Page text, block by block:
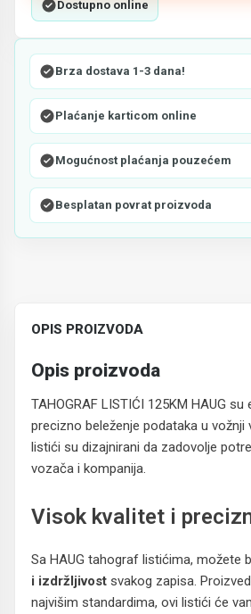
Dostupno online
Brza dostava 1-3 dana!
Plaćanje karticom online
Mogućnost plaćanja pouzećem
Besplatan povrat proizvoda
OPIS PROIZVODA
Opis proizvoda
TAHOGRAF LISTIĆI 125KM HAUG
precizno beleženje podataka u vožnji
listići su dizajnirani da zadovolje
vozača i kompanija.
Visok kvalitet i
Sa HAUG tahograf listićima, možete
i izdržljivost svakog zapisa.
najvišim standardima, ovi listići će